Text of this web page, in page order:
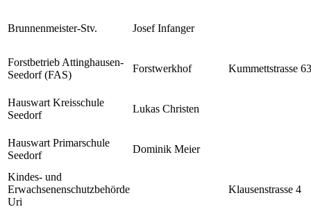
Brunnenmeister-Stv. Josef Infanger
Forstbetrieb Attinghausen-
Seedorf (FAS)
Forstwerkhof Kummettstrasse 63
Hauswart Kreisschule
Seedorf
Lukas Christen
Hauswart Primarschule
Seedorf
Dominik Meier
Kindes- und
Erwachsenenschutzbehörde
Uri
Klausenstrasse 4